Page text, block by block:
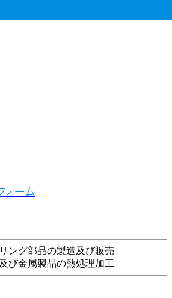
ォーム
ング部品の製造及び販売
び金属製品の熱処理加工